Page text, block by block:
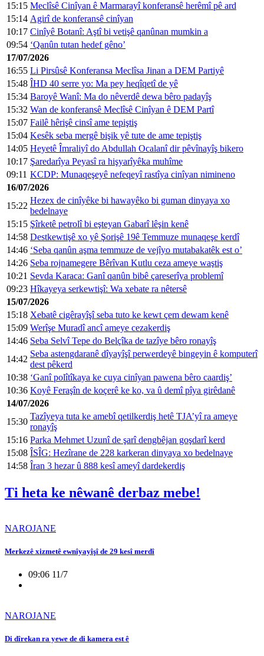
15:15 Meclîsê Cinîyan ê Marmarayî konferansê herêmî pê ard
15:14 Agirî de konferansê cinîyan
10:17 Cinîyê Botanî: Aştî bi vetişê qanûnan mumkin a
09:54 ‘Qanûn tutan hedef gêno’
17/07/2026
16:55 Li Pirsûsê Konferansa Meclîsa Jinan a DEM Partiyê
15:48 ÎHD 40 serre yo: Ma pey heqîqetî de yê
15:34 Baroyê Wanî: Ma do nêverdê dewa bêro padayîş
15:32 Wan de konferansê Meclîsê Cinîyan ê DEM Partî
15:07 Failê hêrişê cinsî ame tepiştiş
15:04 Kesêk seba mergê bişik yê tute de ame tepiştiş
14:05 Heyetê Îmraliyî do Abdullah Ocalanî dir pêvînayîş bikero
10:17 Şaredarîya Peyasî ra hişyarîyêka muhîme
09:11 KCDP: Munaqeşeyê nefeqeyî rastîya cinîyan nimineno
16/07/2026
15:22
Hezex de cinîyêke bi hawayêko bi guman dinyaya xo
bedelnaye
15:15 Şîrketê petrolî bi eşteyan Gabarî lêşin kenê
14:58 Destkewtişê xo yê Şorişê 19ê Temmuze munaqeşe kerdî
14:46 ‘Seba qanûn aşma temmuze de vejîyo mutabakatêk est o’
14:26 Seba rojnamegere Bêrîvan Kutlu ceza ameye waştiş
10:21 Sevda Karaca: Ganî qanûn bibê çareserîya problemî
09:23 Hîkayeya serkewtişî: Wa xebate ra nêtersê
15/07/2026
15:18 Xebatê cigêrayîşî seba tuto ke kewt çem dewam kenê
15:09 Werîşe Muradî ancî ameye cezakerdiş
14:46 Seba Selvî Tepe do Belçîka de tazîye bêro ronayîş
14:42
Seba astengdaranê dîyayîşî perwerdeyê bingeyin ê komputerî
dest pêkerd
10:38 ‘Ganî polîtîkaya ke cuya cinîyan pawena bêro caardiş’
10:36 Koyê Feraşîn de koçerê ke ko, va û demî pîya girêdanê
14/07/2026
15:30
Tazîyeya tuta ke amebî qetilkerdiş hetê TJA’yî ra ameye
ronayîş
15:16 Parka Mehmet Uzunî de şarî dengbêjan goşdarî kerd
15:08 ÎSÎG: Hezîrane de 228 karkeran dinyaya xo bedelnaye
14:58 Îran 3 hezar û 888 kesî ameyî dardekerdiş
Ti heta ke nêwanê derbaz mebe!
NAROJANE
Merkezê xizmetê ewnîyayîşî de 29 kesî merdî
09:06 11/7
NAROJANE
Di dîrekan ra yewe de di kamera est ê